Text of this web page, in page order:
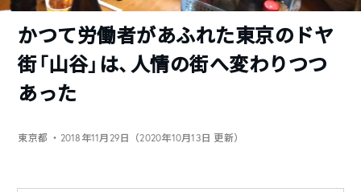
かつて労働者があふれた東京のドヤ
街「山谷」は、人情の街へ変わりつつ
あった
東京都 ・2018年11月29日（2020年10月13日 更新）